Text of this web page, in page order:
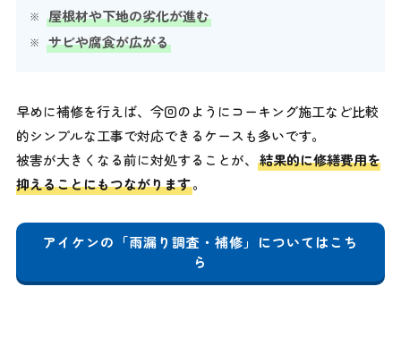
屋根材や下地の劣化が進む
サビや腐食が広がる
早めに補修を行えば、今回のようにコーキング施工など比較
的シンプルな工事で対応できるケースも多いです。
被害が大きくなる前に対処することが、 結果的に修繕費用を
抑えることにもつながります。
アイケンの「雨漏り調査・補修」についてはこち
ら